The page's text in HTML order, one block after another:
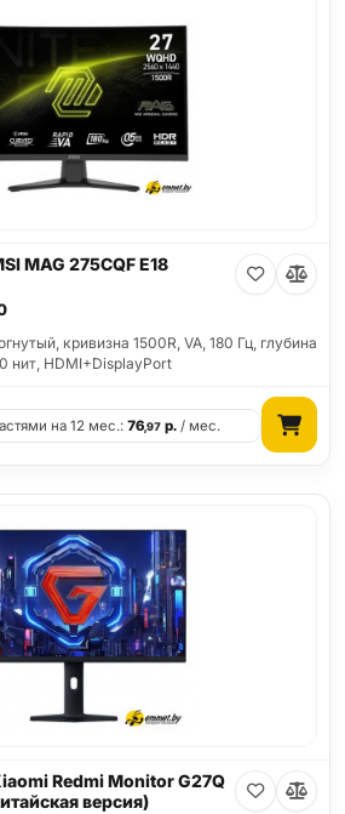
MAG 275CQF E18
кривизна 1500R, VA, 180 Гц, глубина
нит, HDMI+DisplayPort
на 12 мес.:76,97 р. / мес.
Redmi Monitor G27Q
версия)